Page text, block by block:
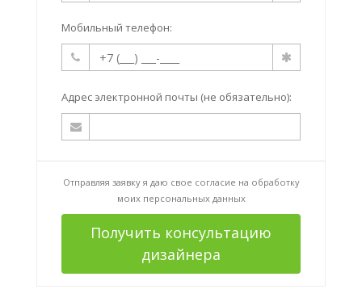
Мобильный телефон:
Адрес электронной почты (не обязательно):
Отправляя заявку я даю свое согласие на обработку
моих персональных данных
Получить консультацию
дизайнера